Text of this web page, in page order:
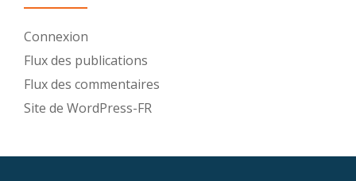
Connexion
Flux des publications
Flux des commentaires
Site de WordPress-FR